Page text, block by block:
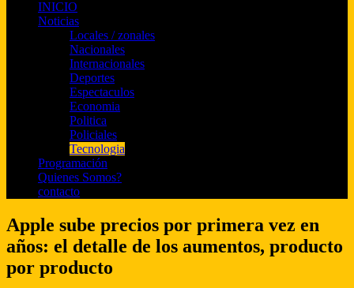
INICIO
Noticias
Locales / zonales
Nacionales
Internacionales
Deportes
Espectaculos
Economia
Politica
Policiales
Tecnologia
Programación
Quienes Somos?
contacto
Apple sube precios por primera vez en
años: el detalle de los aumentos, producto
por producto